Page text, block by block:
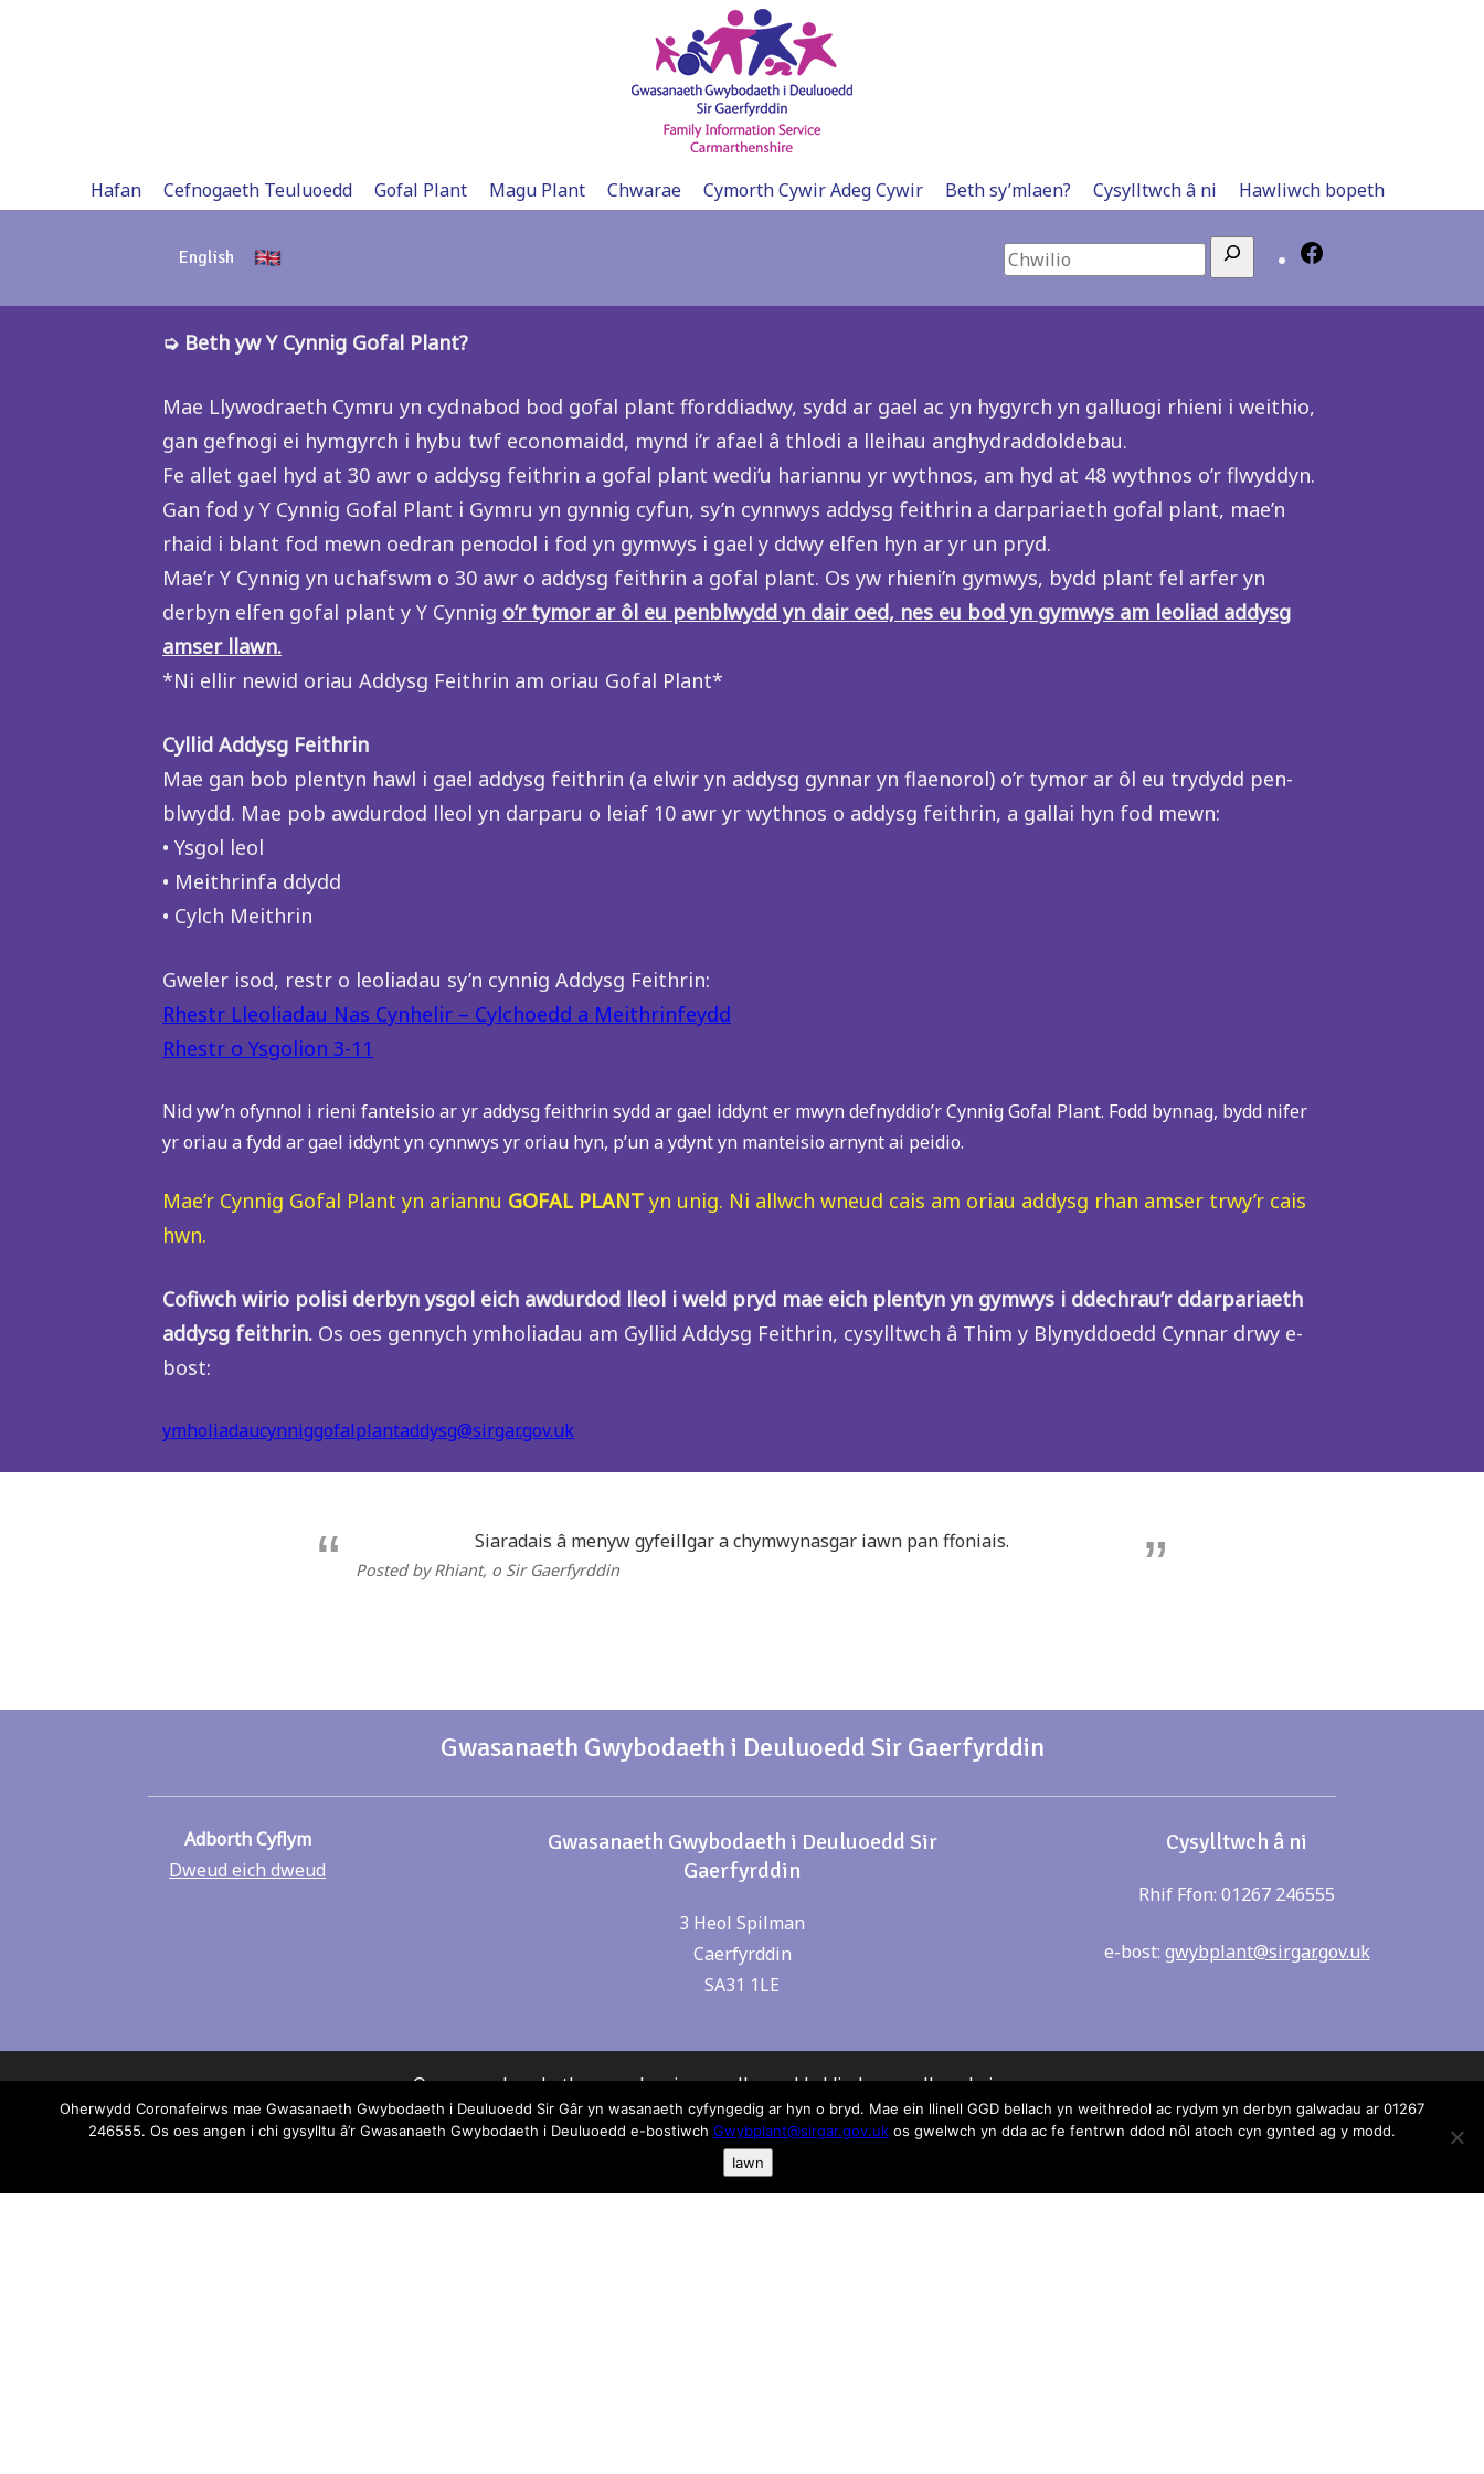
Hafan Cefnogaeth Teuluoedd Gofal Plant Magu Plant Chwarae Cymorth Cywir Adeg Cywir Beth sy’mlaen? Cysylltwch â ni Hawliwch bopeth
English Search
➭ Beth yw Y Cynnig Gofal Plant?
Mae Llywodraeth Cymru yn cydnabod bod gofal plant fforddiadwy, sydd ar gael ac yn hygyrch yn galluogi rhieni i weithio,
gan gefnogi ei hymgyrch i hybu twf economaidd, mynd i’r afael â thlodi a lleihau anghydraddoldebau.
Fe allet gael hyd at 30 awr o addysg feithrin a gofal plant wedi’u hariannu yr wythnos, am hyd at 48 wythnos o’r flwyddyn.
Gan fod y Y Cynnig Gofal Plant i Gymru yn gynnig cyfun, sy’n cynnwys addysg feithrin a darpariaeth gofal plant, mae’n
rhaid i blant fod mewn oedran penodol i fod yn gymwys i gael y ddwy elfen hyn ar yr un pryd.
Mae’r Y Cynnig yn uchafswm o 30 awr o addysg feithrin a gofal plant. Os yw rhieni’n gymwys, bydd plant fel arfer yn
derbyn elfen gofal plant y Y Cynnig o’r tymor ar ôl eu penblwydd yn dair oed, nes eu bod yn gymwys am leoliad addysg
amser llawn.
*Ni ellir newid oriau Addysg Feithrin am oriau Gofal Plant*
Cyllid Addysg Feithrin
Mae gan bob plentyn hawl i gael addysg feithrin (a elwir yn addysg gynnar yn flaenorol) o’r tymor ar ôl eu trydydd pen-
blwydd. Mae pob awdurdod lleol yn darparu o leiaf 10 awr yr wythnos o addysg feithrin, a gallai hyn fod mewn:
• Ysgol leol
• Meithrinfa ddydd
• Cylch Meithrin
Gweler isod, restr o leoliadau sy’n cynnig Addysg Feithrin:
Rhestr Lleoliadau Nas Cynhelir – Cylchoedd a Meithrinfeydd
Rhestr o Ysgolion 3-11
Nid yw’n ofynnol i rieni fanteisio ar yr addysg feithrin sydd ar gael iddynt er mwyn defnyddio’r Cynnig Gofal Plant. Fodd bynnag, bydd nifer
yr oriau a fydd ar gael iddynt yn cynnwys yr oriau hyn, p’un a ydynt yn manteisio arnynt ai peidio.
Mae’r Cynnig Gofal Plant yn ariannu GOFAL PLANT yn unig. Ni allwch wneud cais am oriau addysg rhan amser trwy’r cais
hwn.
Cofiwch wirio polisi derbyn ysgol eich awdurdod lleol i weld pryd mae eich plentyn yn gymwys i ddechrau’r ddarpariaeth
addysg feithrin. Os oes gennych ymholiadau am Gyllid Addysg Feithrin, cysylltwch â Thim y Blynyddoedd Cynnar drwy e-
bost:
ymholiadaucynniggofalplantaddysg@sirgar.gov.uk
Siaradais â menyw gyfeillgar a chymwynasgar iawn pan ffoniais.
Posted by Rhiant, o Sir Gaerfyrddin
Gwasanaeth Gwybodaeth i Deuluoedd Sir Gaerfyrddin
Adborth Cyflym
Dweud eich dweud
Gwasanaeth Gwybodaeth i Deuluoedd Sir
Gaerfyrddin
3 Heol Spilman
Caerfyrddin
SA31 1LE
Cysylltwch â ni
Rhif Ffon: 01267 246555
e-bost: gwybplant@sirgar.gov.uk
Os oes unrhyw beth yn anghywir neu allan o ddyddiad neu gall gael ei gynnwys
yma anfonwch e-bost atom:gwybplant@sirgar.gov.uk
Mae pob ymdrech wedi’i gymryd i sicrhau fod y wybodaeth yma yn gywir, ni all
Gwasanaeth Gwybodaeth i Deuluoedd derbyn Cyfrifoldeb neu atebolrwydd am
Oherwydd Coronafeirws mae Gwasanaeth Gwybodaeth i Deuluoedd Sir Gâr yn wasanaeth cyfyngedig ar hyn o bryd. Mae ein llinell GGD bellach yn weithredol ac rydym yn derbyn galwadau ar 01267
246555. Os oes angen i chi gysylltu â’r Gwasanaeth Gwybodaeth i Deuluoedd e-bostiwch Gwybplant@sirgar.gov.uk os gwelwch yn dda ac fe fentrwn ddod nôl atoch cyn gynted ag y modd.
Iawn